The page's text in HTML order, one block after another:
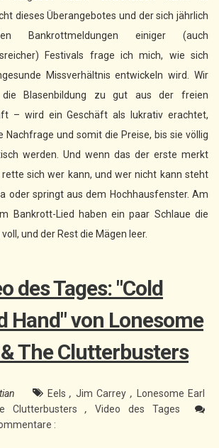
dieses Überangebotes und der sich jährlich
Bankrottmeldungen einiger (auch
Festivals frage ich mich, wie sich
Missverhältnis entwickeln wird. Wir
die Blasenbildung zu gut aus der freien
– wird ein Geschäft als lukrativ erachtet,
Nachfrage und somit die Preise, bis sie völlig
werden. Und wenn das der erste merkt
sich wer kann, und wer nicht kann steht
oder springt aus dem Hochhausfenster. Am
Bankrott-Lied haben ein paar Schlaue die
und der Rest die Mägen leer.
des Tages: "Cold
Hand" von Lonesome
The Clutterbusters
Eels, Jim Carrey ,
Lonesome Earl
Clutterbusters , Video des Tages
: